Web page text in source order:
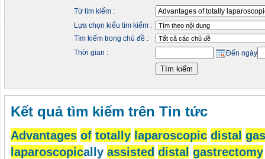
Từ tìm kiếm :
Lựa chọn kiểu tìm kiếm :
Tìm kiếm trong chủ đề :
Thời gian :
Đến ngày
Kết quả tìm kiếm trên Tin tức
Advantages of totally laparoscopic distal
laparoscopically assisted distal gastrectomy